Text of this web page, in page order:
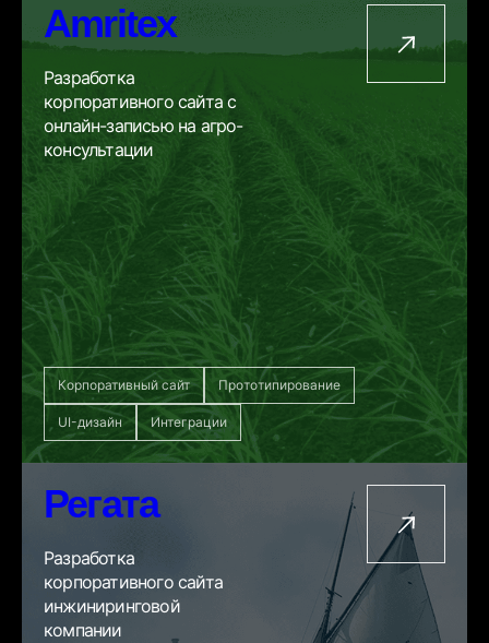
Amritex
Разработка
корпоративного сайта с
онлайн-записью на агро-
консультации
Корпоративный сайт Прототипирование
UI-дизайн Интеграции
Регата
Разработка
корпоративного сайта
инжиниринговой
компании